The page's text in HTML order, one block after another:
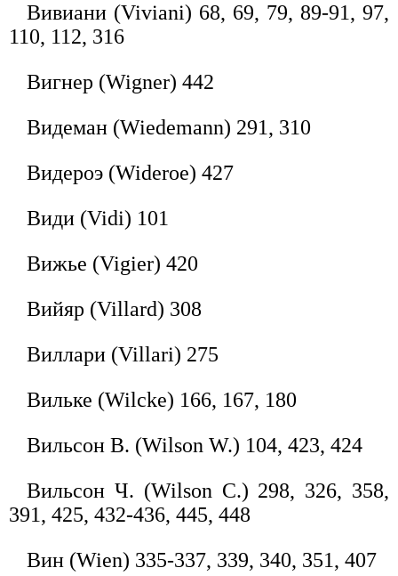
Вивиани (Viviani) 68, 69, 79, 89-91, 97,
110, 112, 316
Вигнер (Wigner) 442
Видеман (Wiedemann) 291, 310
Видероэ (Wideroe) 427
Види (Vidi) 101
Вижье (Vigier) 420
Вийяр (Villard) 308
Виллари (Villari) 275
Вильке (Wilcke) 166, 167, 180
Вильсон В. (Wilson W.) 104, 423, 424
Вильсон Ч. (Wilson С.) 298, 326, 358,
391, 425, 432-436, 445, 448
Вин (Wien) 335-337, 339, 340, 351, 407